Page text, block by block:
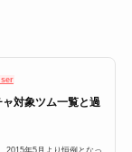
ャ対象ツム一覧と過
2015年5月より恒例となっ